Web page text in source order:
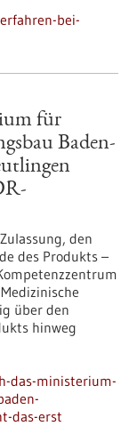
bei-
für
Baden-
den
des Produkts –
über den
hinweg
das-ministerium-
das-erst